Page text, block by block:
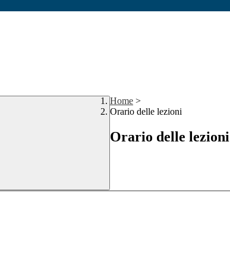
Home >
Orario delle lezioni
Orario delle lezioni